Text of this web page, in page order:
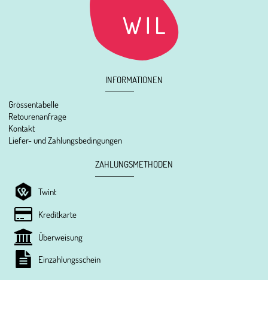
INFORMATIONEN
Grössentabelle
Retourenanfrage
Kontakt
Liefer- und Zahlungsbedingungen
ZAHLUNGSMETHODEN
Twint
Kreditkarte
Überweisung
Einzahlungsschein